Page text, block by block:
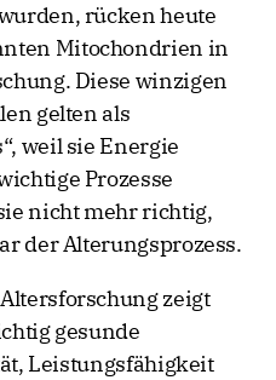
rücken heute
Mitochondrien in
Diese winzigen
gelten als
weil sie Energie
Prozesse
nicht mehr richtig,
der Alterungsprozess.
zeigt
gesunde
Leistungsfähigkeit